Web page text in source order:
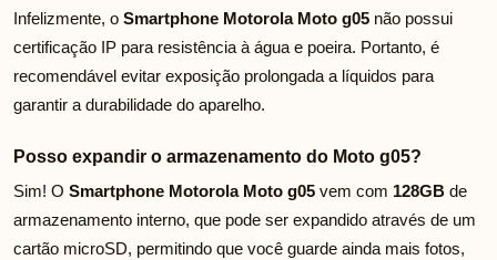
Infelizmente, o Smartphone Motorola Moto g05 não possui
certificação IP para resistência à água e poeira. Portanto, é
recomendável evitar exposição prolongada a líquidos para
garantir a durabilidade do aparelho.
Posso expandir o armazenamento do Moto g05?
Sim! O Smartphone Motorola Moto g05 vem com 128GB de
armazenamento interno, que pode ser expandido através de um
cartão microSD, permitindo que você guarde ainda mais fotos,